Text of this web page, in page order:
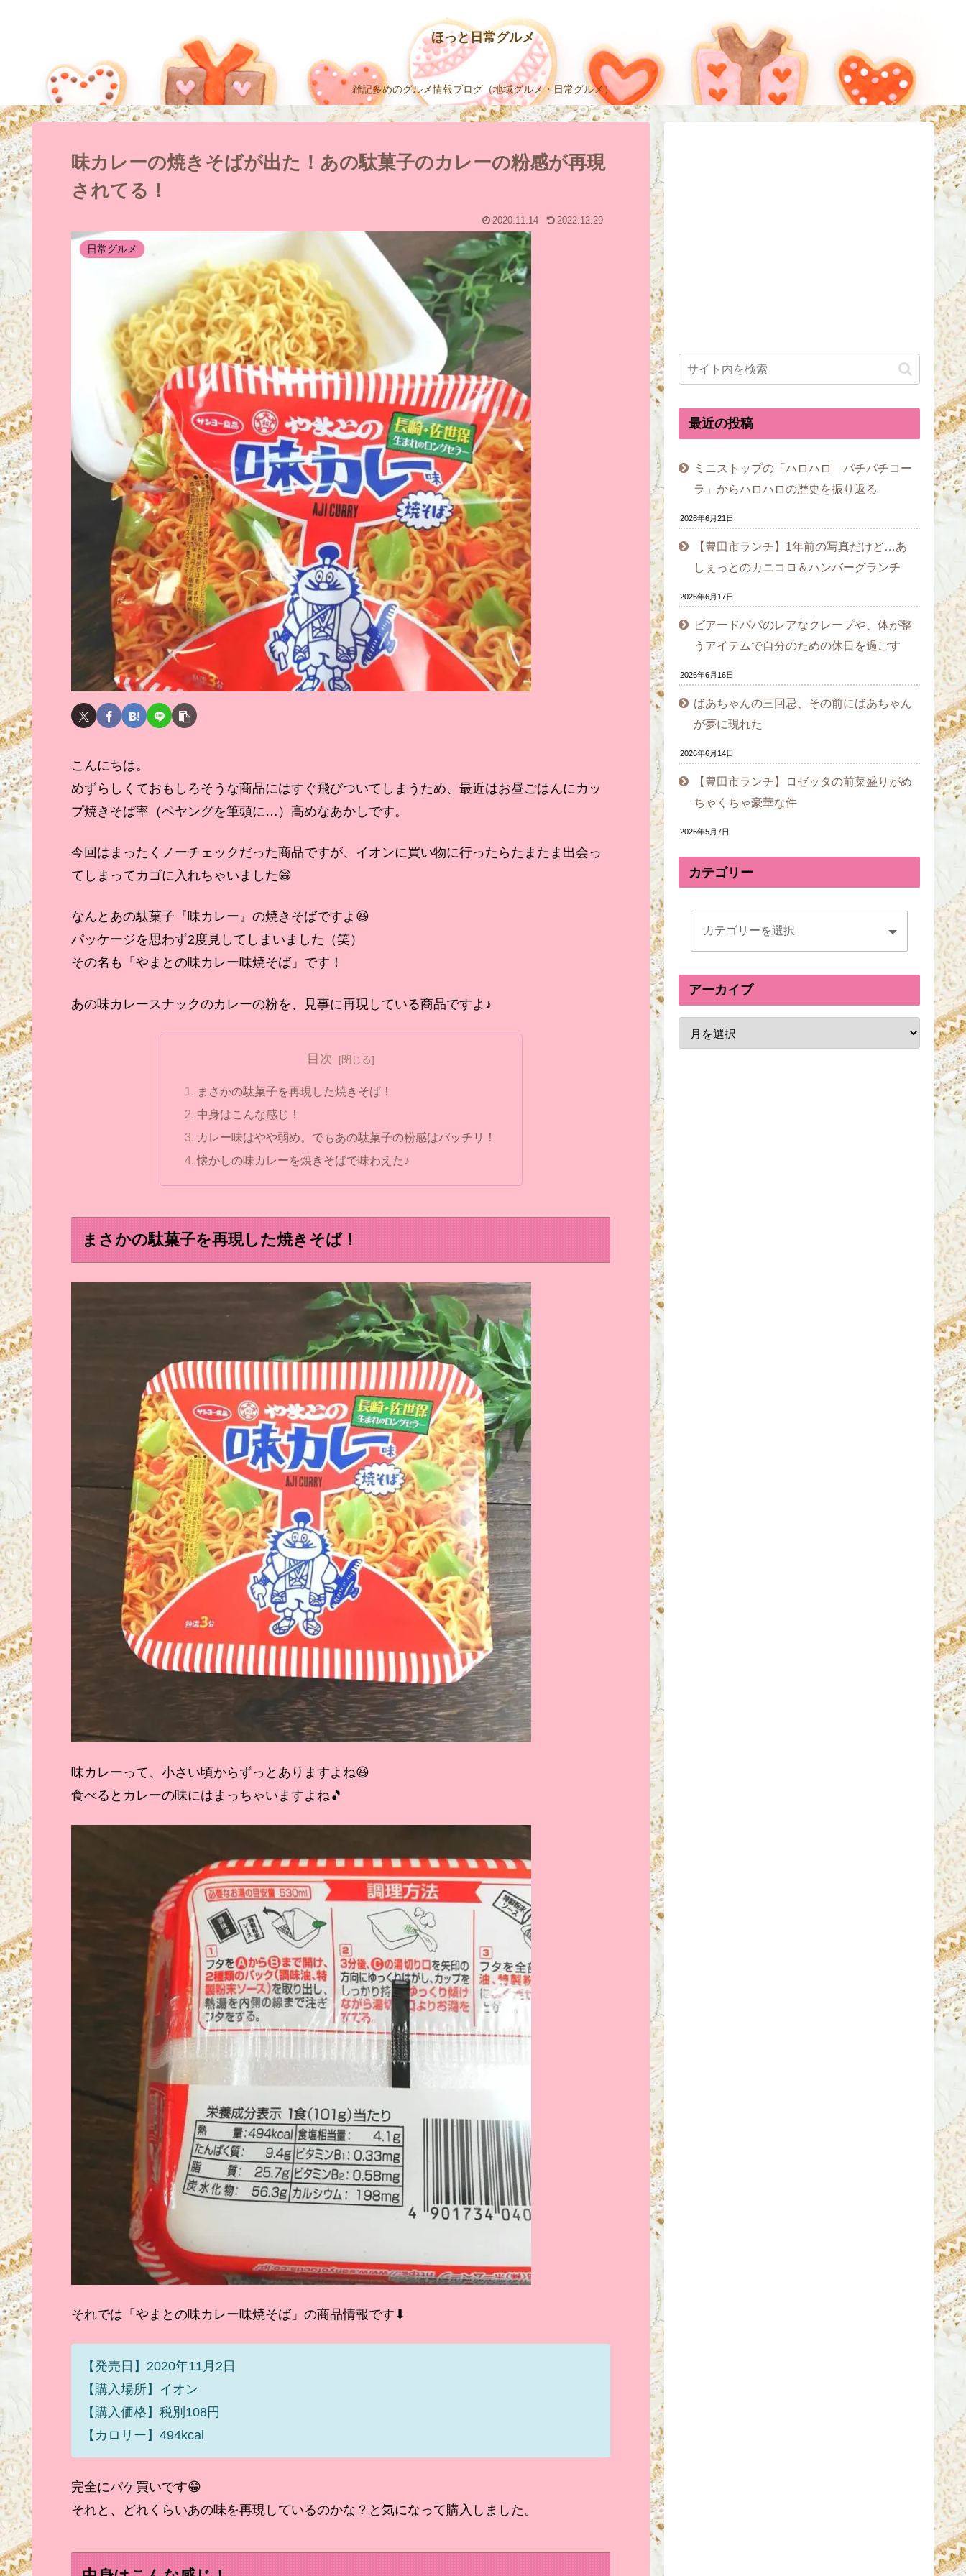
ほっと日常グルメ
雑記多めのグルメ情報ブログ（地域グルメ・日常グルメ）
味カレーの焼きそばが出た！あの駄菓子のカレーの粉感が再現
されてる！
2020.11.14 2022.12.29
日常グルメ
こんにちは。
めずらしくておもしろそうな商品にはすぐ飛びついてしまうため、最近はお昼ごはんにカッ
プ焼きそば率（ペヤングを筆頭に…）高めなあかしです。
今回はまったくノーチェックだった商品ですが、イオンに買い物に行ったらたまたま出会っ
てしまってカゴに入れちゃいました😁
なんとあの駄菓子『味カレー』の焼きそばですよ😆
パッケージを思わず2度見してしまいました（笑）
その名も「やまとの味カレー味焼そば」です！
あの味カレースナックのカレーの粉を、見事に再現している商品ですよ♪
目次
まさかの駄菓子を再現した焼きそば！
中身はこんな感じ！
カレー味はやや弱め。でもあの駄菓子の粉感はバッチリ！
懐かしの味カレーを焼きそばで味わえた♪
まさかの駄菓子を再現した焼きそば！
味カレーって、小さい頃からずっとありますよね😆
食べるとカレーの味にはまっちゃいますよね🎵
それでは「やまとの味カレー味焼そば」の商品情報です⬇
【発売日】2020年11月2日
【購入場所】イオン
【購入価格】税別108円
【カロリー】494kcal
完全にパケ買いです😁
それと、どれくらいあの味を再現しているのかな？と気になって購入しました。
最近の投稿
ミニストップの「ハロハロ パチパチコー
ラ」からハロハロの歴史を振り返る
2026年6月21日
【豊田市ランチ】1年前の写真だけど…あ
しぇっとのカニコロ＆ハンバーグランチ
2026年6月17日
ビアードパパのレアなクレープや、体が整
うアイテムで自分のための休日を過ごす
2026年6月16日
ばあちゃんの三回忌、その前にばあちゃん
が夢に現れた
2026年6月14日
【豊田市ランチ】ロゼッタの前菜盛りがめ
ちゃくちゃ豪華な件
2026年5月7日
カテゴリー
アーカイブ